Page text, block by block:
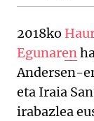
2018ko
Egunaren
Andersen-
eta Iraia
irabazlea